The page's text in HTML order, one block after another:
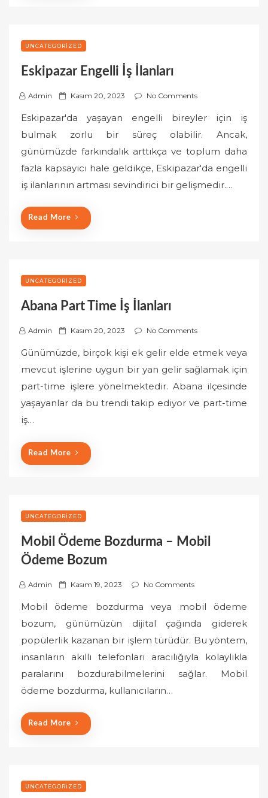
UNCATEGORIZED
Eskipazar Engelli İş İlanları
Admin
P
s
e
d
Kasım 20, 2023 No Comments
Eskipazar'da yaşayan engelli bireyler için iş
bulmak zorlu bir süreç olabilir. Ancak,
günümüzde farkındalık arttıkça ve toplum daha
fazla kapsayıcı hale geldikçe, Eskipazar'da engelli
iş ilanlarının artması sevindirici bir gelişmedir.…
Read More
UNCATEGORIZED
Abana Part Time İş İlanları
Admin
P
s
t
d
Kasım 20, 2023 No Comments
Günümüzde, birçok kişi ek gelir elde etmek veya
mevcut işlerine uygun bir yan gelir sağlamak için
part-time işlere yönelmektedir. Abana ilçesinde
yaşayanlar da bu trendi takip ediyor ve part-time
iş…
Read More
UNCATEGORIZED
Mobil Ödeme Bozdurma – Mobil
Ödeme Bozum
Admin
P
s
t
e
Kasım 19, 2023 No Comments
Mobil ödeme bozdurma veya mobil ödeme
bozum, günümüzün dijital çağında giderek
popülerlik kazanan bir işlem türüdür. Bu yöntem,
insanların akıllı telefonları aracılığıyla kolaylıkla
paralarını bozdurabilmelerini sağlar. Mobil
ödeme bozdurma, kullanıcıların…
Read More
UNCATEGORIZED